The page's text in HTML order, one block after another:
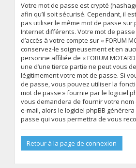
Votre mot de passe est crypté
afin qu’il soit sécurisé. Cependant, il
pas utiliser le même mot de passe sur
Internet différents. Votre mot de
d’accès à votre compte sur « FORUM
conservez-le soigneusement et en
personne affiliée de « FORUM
une d’une tierce partie ne peut vous
légitimement votre mot de passe. Si
de passe, vous pouvez utiliser la
mot de passe » fournie par le logiciel
vous demandera de fournir votre nom
e-mail, alors le logiciel phpBB
passe qui vous permettra de vous
Retour à la page de connexion